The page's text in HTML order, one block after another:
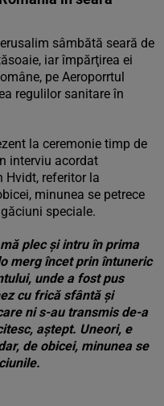
sâmbătă seară de
iar împărţirea ei
pe Aeroporrtul
regulilor sanitare în
la ceremonie timp de
interviu acordat
Hvidt, referitor la
minunea se petrece
speciale.
plec şi intru în prima
merg încet prin întuneric
unde a fost pus
cu frică sfântă şi
ni s-au transmis de-a
aştept. Uneori, e
de obicei, minunea se